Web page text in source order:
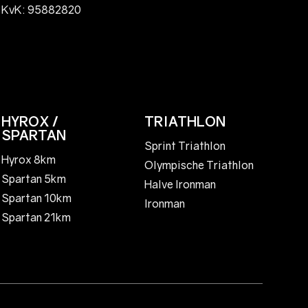
KvK: 95882820
HYROX /
SPARTAN
Hyrox 8km
Spartan 5km
Spartan 10km
Spartan 21km
TRIATHLON
Sprint Triathlon
Olympische Triathlon
Halve Ironman
Ironman